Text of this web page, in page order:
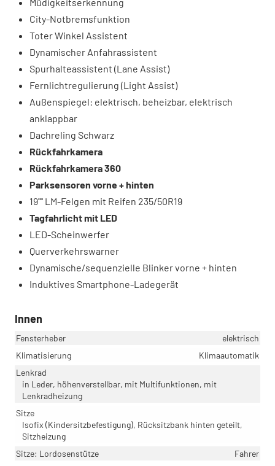
City-Notbremsfunktion
Toter Winkel Assistent
Dynamischer Anfahrassistent
Spurhalteassistent (Lane Assist)
Fernlichtregulierung (Light Assist)
Außenspiegel: elektrisch, beheizbar, elektrisch
anklappbar
Dachreling Schwarz
Rückfahrkamera
Rückfahrkamera 360
Parksensoren vorne + hinten
19"" LM-Felgen mit Reifen 235/50R19
Tagfahrlicht mit LED
LED-Scheinwerfer
Querverkehrswarner
Dynamische/sequenzielle Blinker vorne + hinten
Induktives Smartphone-Ladegerät
Innen
Fensterheber
elektrisch
Klimatisierung
Klimaautomatik
Lenkrad
in Leder, höhenverstellbar, mit Multifunktionen, mit
Lenkradheizung
Sitze
Isofix (Kindersitzbefestigung), Rücksitzbank hinten geteilt,
Sitzheizung
Sitze: Lordosenstütze
Fahrer